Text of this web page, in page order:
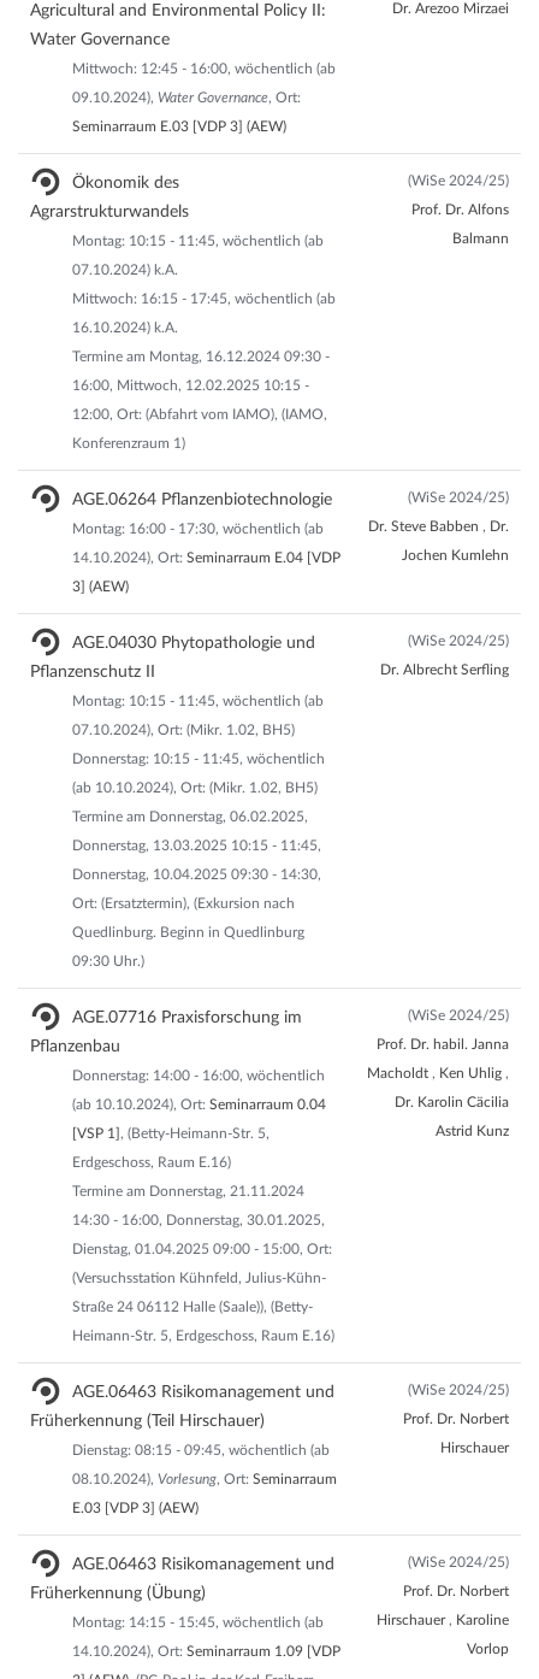
Agricultural and Environmental Policy II:
Water Governance
Mittwoch: 12:45 - 16:00, wöchentlich (ab
09.10.2024), Water Governance, Ort:
Seminarraum E.03 [VDP 3] (AEW)
Dr. Arezoo Mirzaei
Ökonomik des
Agrarstrukturwandels
Montag: 10:15 - 11:45, wöchentlich (ab
07.10.2024) k.A.
Mittwoch: 16:15 - 17:45, wöchentlich (ab
16.10.2024) k.A.
Termine am Montag, 16.12.2024 09:30 -
16:00, Mittwoch, 12.02.2025 10:15 -
12:00, Ort: (Abfahrt vom IAMO), (IAMO,
Konferenzraum 1)
(WiSe 2024/25)
Prof. Dr. Alfons
Balmann
AGE.06264 Pflanzenbiotechnologie
Montag: 16:00 - 17:30, wöchentlich (ab
14.10.2024), Ort: Seminarraum E.04 [VDP
3] (AEW)
(WiSe 2024/25)
Dr. Steve Babben , Dr.
Jochen Kumlehn
AGE.04030 Phytopathologie und
Pflanzenschutz II
Montag: 10:15 - 11:45, wöchentlich (ab
07.10.2024), Ort: (Mikr. 1.02, BH5)
Donnerstag: 10:15 - 11:45, wöchentlich
(ab 10.10.2024), Ort: (Mikr. 1.02, BH5)
Termine am Donnerstag, 06.02.2025,
Donnerstag, 13.03.2025 10:15 - 11:45,
Donnerstag, 10.04.2025 09:30 - 14:30,
Ort: (Ersatztermin), (Exkursion nach
Quedlinburg. Beginn in Quedlinburg
09:30 Uhr.)
(WiSe 2024/25)
Dr. Albrecht Serfling
AGE.07716 Praxisforschung im
Pflanzenbau
Donnerstag: 14:00 - 16:00, wöchentlich
(ab 10.10.2024), Ort: Seminarraum 0.04
[VSP 1] , (Betty-Heimann-Str. 5,
Erdgeschoss, Raum E.16)
Termine am Donnerstag, 21.11.2024
14:30 - 16:00, Donnerstag, 30.01.2025,
Dienstag, 01.04.2025 09:00 - 15:00, Ort:
(Versuchsstation Kühnfeld, Julius-Kühn-
Straße 24 06112 Halle (Saale)), (Betty-
Heimann-Str. 5, Erdgeschoss, Raum E.16)
(WiSe 2024/25)
Prof. Dr. habil. Janna
Macholdt , Ken Uhlig ,
Dr. Karolin Cäcilia
Astrid Kunz
AGE.06463 Risikomanagement und
Früherkennung (Teil Hirschauer)
Dienstag: 08:15 - 09:45, wöchentlich (ab
08.10.2024), Vorlesung, Ort: Seminarraum
E.03 [VDP 3] (AEW)
(WiSe 2024/25)
Prof. Dr. Norbert
Hirschauer
AGE.06463 Risikomanagement und
Früherkennung (Übung)
Montag: 14:15 - 15:45, wöchentlich (ab
14.10.2024), Ort: Seminarraum 1.09 [VDP
(WiSe 2024/25)
Prof. Dr. Norbert
Hirschauer , Karoline
Vorlop